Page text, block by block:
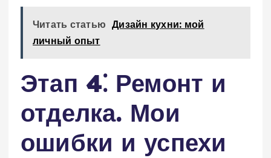
Читать статью Дизайн кухни: мой
личный опыт
Этап 4⁚ Ремонт и
отделка. Мои
ошибки и успехи